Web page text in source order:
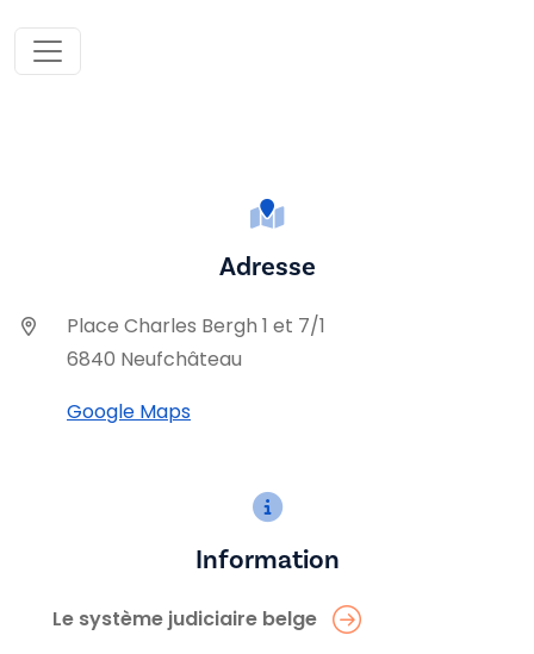
Adresse
Place Charles Bergh 1 et 7/1
6840 Neufchâteau
Google Maps
Information
Le système judiciaire belge